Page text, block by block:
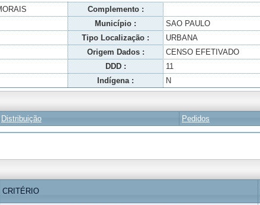
Complemento :
Município : SAO PAULO
Tipo Localização : URBANA
Origem Dados : CENSO EFETIVADO
DDD : 11
Indígena : N
Distribuição Pedidos
CRITÉRIO